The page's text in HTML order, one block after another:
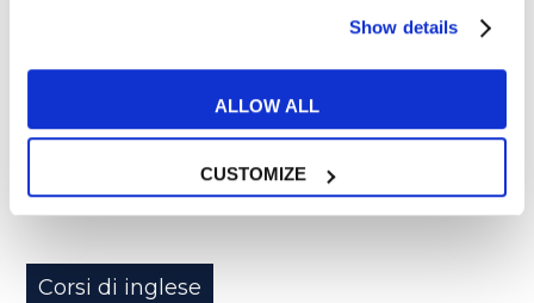
Show details
ALLOW ALL
CUSTOMIZE
Corsi di inglese